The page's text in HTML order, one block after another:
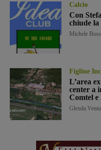
Calcio
Con
chiude la
Michele
Figline
L’area
center a
Comtel
Glenda